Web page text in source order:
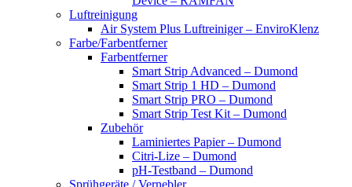
Luftreinigung
Air System Plus Luftreiniger – EnviroKlenz
Farbe/Farbentferner
Farbentferner
Smart Strip Advanced – Dumond
Smart Strip 1 HD – Dumond
Smart Strip PRO – Dumond
Smart Strip Test Kit – Dumond
Zubehör
Laminiertes Papier – Dumond
Citri-Lize – Dumond
pH-Testband – Dumond
Sprühgeräte / Vernebler